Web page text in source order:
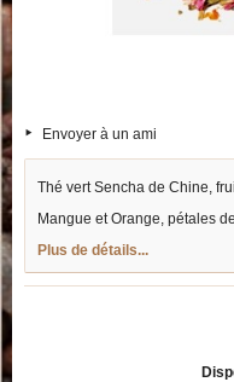
Envoyer à un ami
Thé vert Sencha de Chine,
Mangue et Orange, pétales
Plus de détails...